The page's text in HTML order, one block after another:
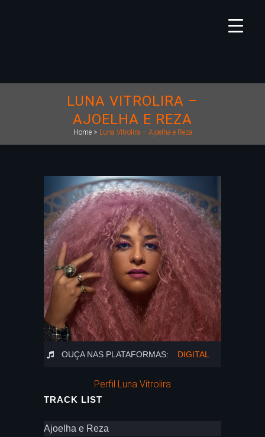
LUNA VITROLIRA –
AJOELHA E REZA
Home> Luna Vitrolira – Ajoelha e Reza
OUÇA NAS PLATAFORMAS: DIGITAL
Perfil Luna Vitrolira
TRACK LIST
Ajoelha e Reza